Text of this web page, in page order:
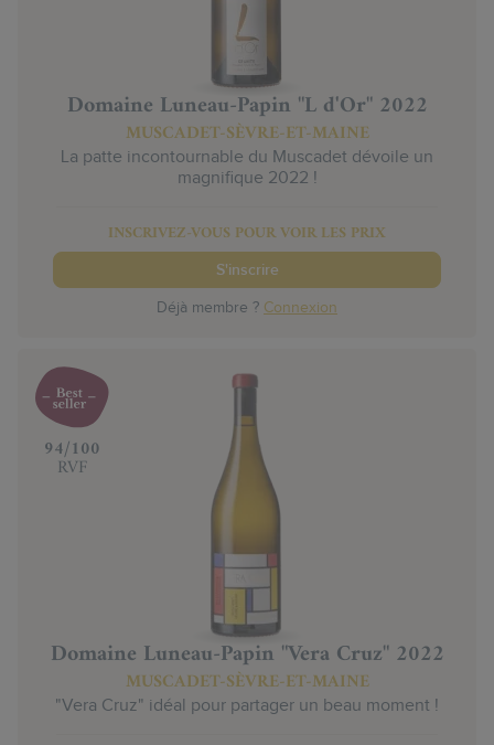
Domaine Luneau-Papin "L d'Or" 2022
MUSCADET-SÈVRE-ET-MAINE
La patte incontournable du Muscadet dévoile un
magnifique 2022 !
INSCRIVEZ-VOUS POUR VOIR LES PRIX
S'inscrire
Déjà membre ? Connexion
‍94/100
RVF
Domaine Luneau-Papin "Vera Cruz" 2022
MUSCADET-SÈVRE-ET-MAINE
"Vera Cruz" idéal pour partager un beau moment !